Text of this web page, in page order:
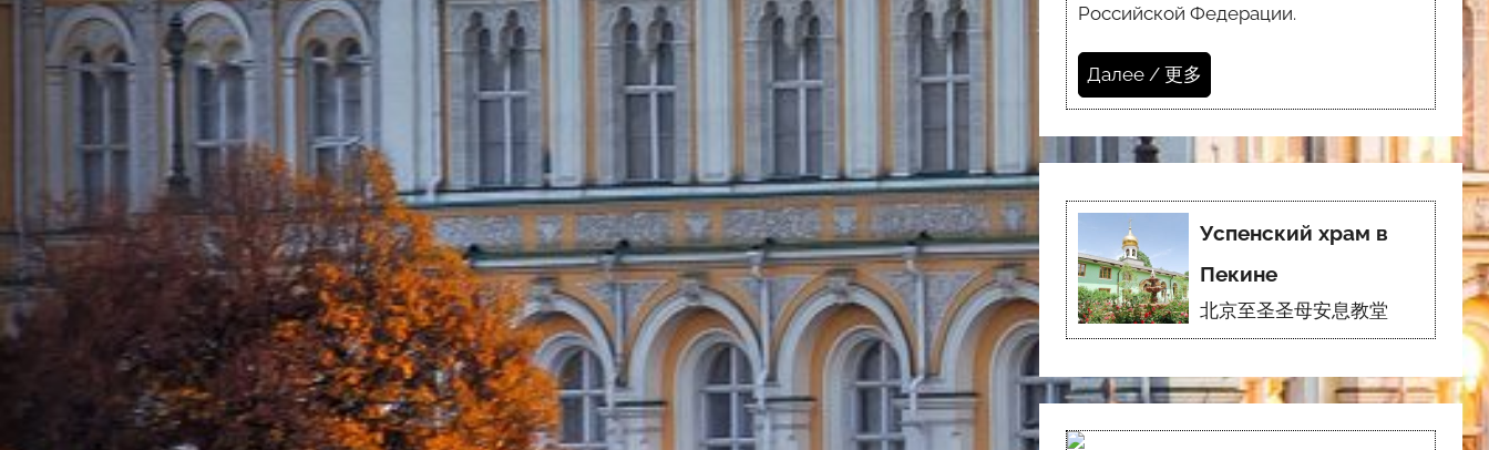
Российской Федерации.
Далее / 更多
Успенский храм в
Пекине
北京至圣圣母安息教堂